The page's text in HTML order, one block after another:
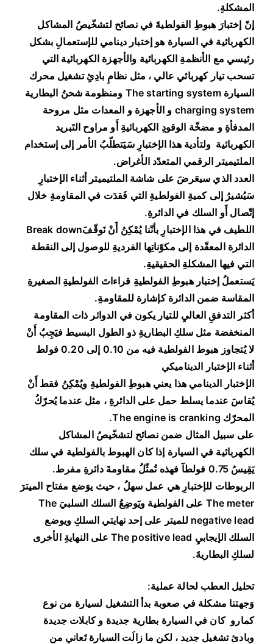
المشكلةِ.
إنّ إختبارَ هبوطِ الفولطيةَ في نصائح لتشخّيصُ المشاكل
الكهربائية في السيارة هو إختبار دينامي للإستعمالِ بشكل
رئيسي مع الأنظمةِ الكهربائية والأجهزة الكهربائية التي
تسحب تيار كهربائي عالي ، مثل نظامِ بادِئِ تشغيل محرك
السيارة The starting system ومنظومة شحنُ البطارية
charging system و الأجهزة و المعدات مثل مروحة
المدفأةِ و مضخّة الوقودِ الكهربائيةِ أَو مراوح التَبريد
الكهربائية ولتأدية هذا الإختبارِ سَيَتطلّبُ الأمر إلى إستخدام
الملتيميتر الرقمي المتعدّد الأغراض.
العدد الذي سيعَرضَ على شاشة الملتيميتر أثناء الإختبارِ
سَيُشيرُ إلى كميةِ الفولطيةِ التي فَقدَت في المقاومةِ خلال
إتّصال أَو السلك في الدائرةِ.
اللطيف في هذا الإختبارِ بأنّنا يُمْكِنُ أَنْ نَوقّفَBreak down
الدائرة المعقّدة إلى مكوّناتِها الفرديةِ للوصول إلى النقطة
التي فيها المشكلةِ الحقيقيةِ.
يَستعملُ إختبار هبوطِ الفولطيةِ قراءاتَ الفولطيةِ الصغيرةِ
المقاسة ضمن الدائرة كإشارة للمقاومةِ.
أكثر التدفقِ العاليِ للتيار يكون في الدوائر ذات المقاومة
المنخفضة مثل سلكِ البطاريةِ ذو الطول البسيط فيَجِبُ أَنْ
لا يُتجاوز هبوط الفولطية فيه من 0.10 إلى 0.20 فولط
أثناء الإختبار الديناميكي
الإختبار الدينامي هذا يعني هبوطِ الفولطيةِ ويُمْكِنُ فقط أَنْ
يُقاسَ عندما يسلط حمل على الدائرةِ ، مثل عندما يُحرّكُ
المحرّك The engine is cranking.
على سبيل المثال ضمن نصائح لتشخّيصُ المشاكل
الكهربائية في السيارة إذا كان الهبوط بالفولطية في سلك
يَقِيسُ 0.75 فولطآ فهذه تُمثّلُ مقاومةَ دائرةِ مفرط.
الربوطات للإختبارِ هي عمل سهلُ ، حيث يوَضع مفتاح الميترَ
The meter على الفولطية ويَوضِعُ السلك السلبيَ The
negative lead للميتر على إحد نهايتي السلكِ ويوضع
السلك الإيجابيِ The positive lead على النهايةِ الأخرى
لسلكِ البطاريةَ.
تحليل العطب لحالة عملية:
وَجهتنا مشكلة في صعوبة بدأ التشغيل لسيارة من نوع
كمارو كان في السيارة بطارية جديدة و كابلات جديدة
وبادئ تشغيل جديد ، لكن ما زالَت السيارة تَعاني من